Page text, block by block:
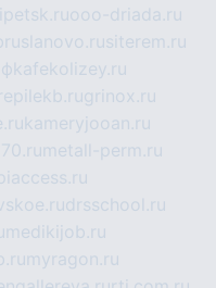
ooo-driada.ru
siterem.ru
kafekolizey.ru
grinox.ru
kameryjooan.ru
metall-perm.ru
drsschool.ru
medikijob.ru
myragon.ru